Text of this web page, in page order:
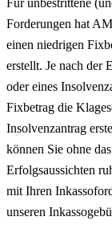
Forderungen hat
einen niedrigen
erstellt. Je nach der
oder eines
Fixbetrag die
Insolvenzantrag
können Sie ohne
Erfolgsaussichten
mit Ihren
unseren